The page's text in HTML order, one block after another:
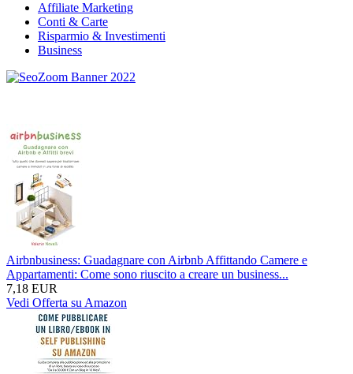
Affiliate Marketing
Conti & Carte
Risparmio & Investimenti
Business
Airbnbusiness: Guadagnare con Airbnb Affittando Camere e
Appartamenti: Come sono riuscito a creare un business...
7,18 EUR
Vedi Offerta su Amazon